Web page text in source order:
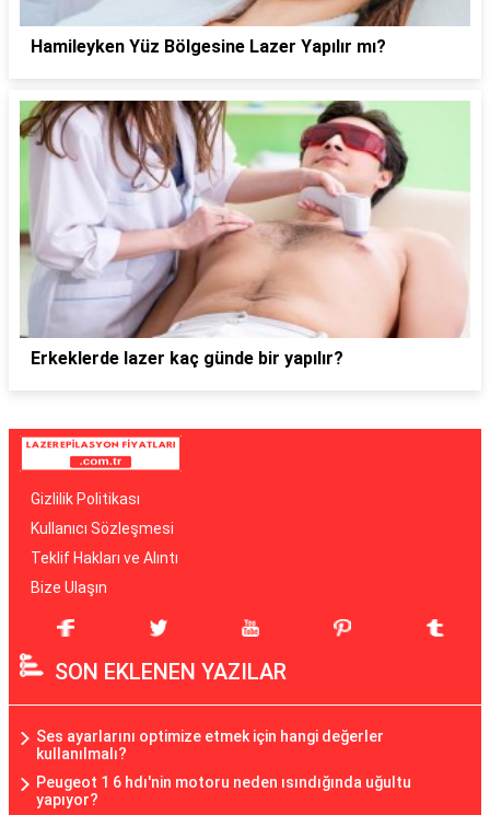
Hamileyken Yüz Bölgesine Lazer Yapılır mı?
Erkeklerde lazer kaç günde bir yapılır?
Gizlilik Politikası
Kullanıcı Sözleşmesi
Teklif Hakları ve Alıntı
Bize Ulaşın
SON EKLENEN YAZILAR
Ses ayarlarını optimize etmek için hangi değerler
kullanılmalı?
Peugeot 1 6 hdı'nin motoru neden ısındığında uğultu
yapıyor?